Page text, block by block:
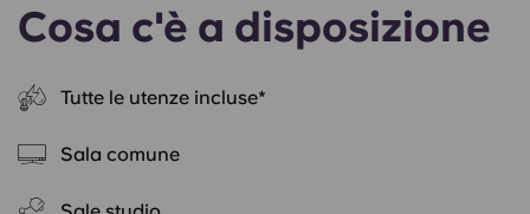
Cosa c'è a disposizione
Tutte le utenze incluse*
Sala comune